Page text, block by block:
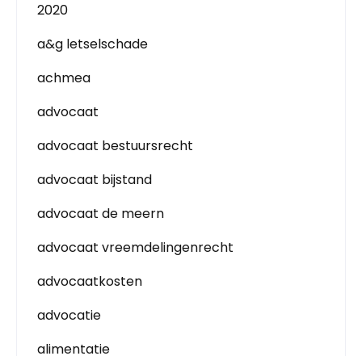
2020
a&g letselschade
achmea
advocaat
advocaat bestuursrecht
advocaat bijstand
advocaat de meern
advocaat vreemdelingenrecht
advocaatkosten
advocatie
alimentatie